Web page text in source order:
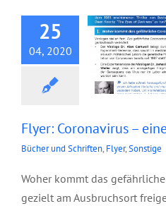
25
04, 2020
Flyer: Coronavirus –
Bücher und Schriften, Flyer,Sonstige
Woher kommt das
gezielt am Ausbruchsort